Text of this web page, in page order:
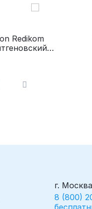
Redikom
г.
8 (800)